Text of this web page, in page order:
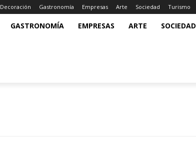
Decoración Gastronomía Empresas Arte Sociedad Turismo
GASTRONOMÍA EMPRESAS ARTE SOCIEDAD